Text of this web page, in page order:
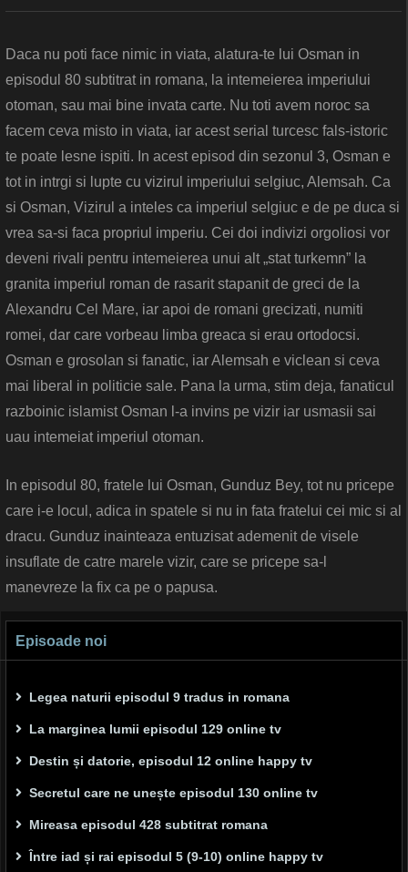
Daca nu poti face nimic in viata, alatura-te lui Osman in
episodul 80 subtitrat in romana, la intemeierea imperiului
otoman, sau mai bine invata carte. Nu toti avem noroc sa
facem ceva misto in viata, iar acest serial turcesc fals-istoric
te poate lesne ispiti. In acest episod din sezonul 3, Osman e
tot in intrgi si lupte cu vizirul imperiului selgiuc, Alemsah. Ca
si Osman, Vizirul a inteles ca imperiul selgiuc e de pe duca si
vrea sa-si faca propriul imperiu. Cei doi indivizi orgoliosi vor
deveni rivali pentru intemeierea unui alt „stat turkemn” la
granita imperiul roman de rasarit stapanit de greci de la
Alexandru Cel Mare, iar apoi de romani grecizati, numiti
romei, dar care vorbeau limba greaca si erau ortodocsi.
Osman e grosolan si fanatic, iar Alemsah e viclean si ceva
mai liberal in politicie sale. Pana la urma, stim deja, fanaticul
razboinic islamist Osman l-a invins pe vizir iar usmasii sai
uau intemeiat imperiul otoman.
In episodul 80, fratele lui Osman, Gunduz Bey, tot nu pricepe
care i-e locul, adica in spatele si nu in fata fratelui cei mic si al
dracu. Gunduz inainteaza entuzisat ademenit de visele
insuflate de catre marele vizir, care se pricepe sa-l
manevreze la fix ca pe o papusa.
Episoade noi
Legea naturii episodul 9 tradus in romana
La marginea lumii episodul 129 online tv
Destin și datorie, episodul 12 online happy tv
Secretul care ne unește episodul 130 online tv
Mireasa episodul 428 subtitrat romana
Între iad și rai episodul 5 (9-10) online happy tv